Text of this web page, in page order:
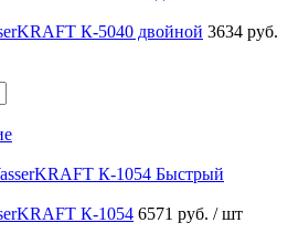
К-5040 двойной 3634 руб.
Быстрый
К-1054 6571 руб. / шт